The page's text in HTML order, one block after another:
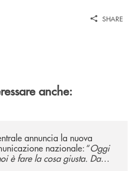
SHARE
anche:
annuncia la nuova
nazionale: “Oggi
è fare la cosa giusta. Da